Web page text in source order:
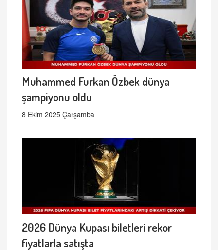
Muhammed Furkan Özbek dünya
şampiyonu oldu
8 Ekim 2025 Çarşamba
2026 Dünya Kupası biletleri rekor
fiyatlarla satışta